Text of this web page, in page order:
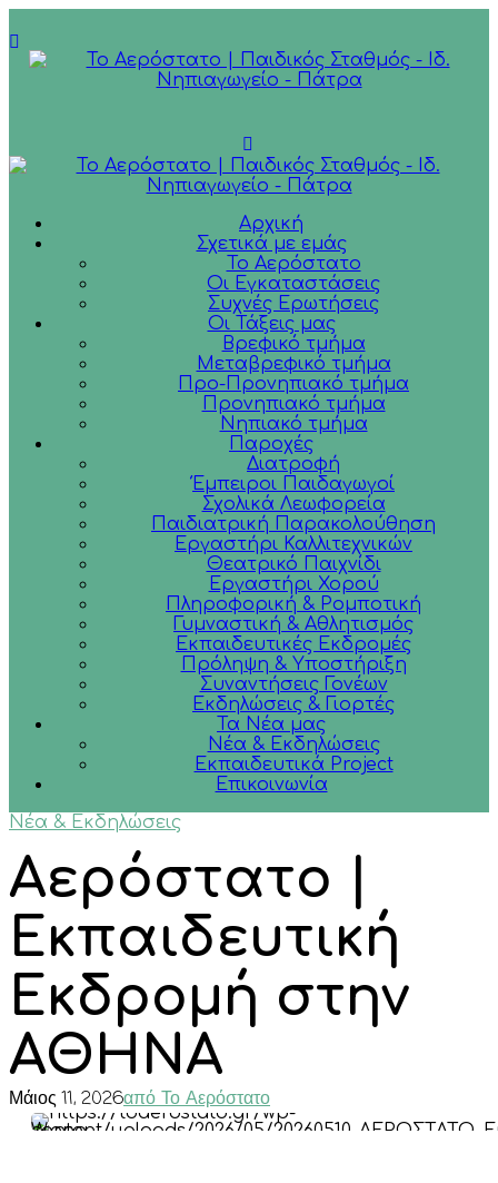
Αρχική
Σχετικά με εμάς
Το Αερόστατο
Οι Εγκαταστάσεις
Συχνές Ερωτήσεις
Οι Τάξεις μας
Βρεφικό τμήμα
Μεταβρεφικό τμήμα
Προ-Προνηπιακό τμήμα
Προνηπιακό τμήμα
Νηπιακό τμήμα
Παροχές
Διατροφή
Έμπειροι Παιδαγωγοί
Σχολικά Λεωφορεία
Παιδιατρική Παρακολούθηση
Εργαστήρι Καλλιτεχνικών
Θεατρικό Παιχνίδι
Εργαστήρι Χορού
Πληροφορική & Ρομποτική
Γυμναστική & Αθλητισμός
Εκπαιδευτικές Εκδρομές
Πρόληψη & Υποστήριξη
Συναντήσεις Γονέων
Εκδηλώσεις & Γιορτές
Τα Νέα μας
Νέα & Εκδηλώσεις
Εκπαιδευτικά Project
Επικοινωνία
Νέα & Εκδηλώσεις
Αερόστατο |
Εκπαιδευτική
Εκδρομή στην
ΑΘΗΝΑ
Μάιος 11, 2026από Το Αερόστατο